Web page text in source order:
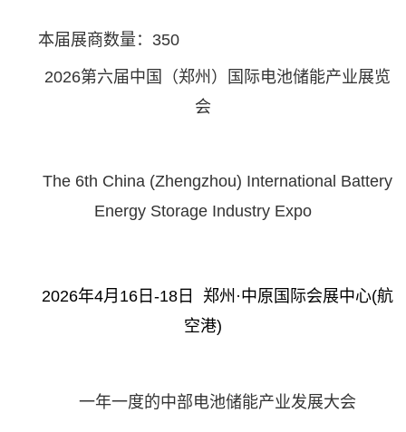
本届展商数量：350
2026第六届中国（郑州）国际电池储能产业展览
会
The 6th China (Zhengzhou) International Battery
Energy Storage Industry Expo
2026年4月16日-18日 郑州·中原国际会展中心(航
空港)
一年一度的中部电池储能产业发展大会